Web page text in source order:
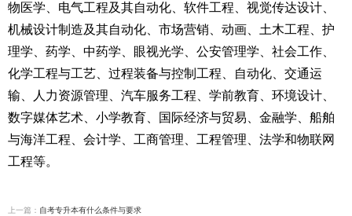
物医学、电气工程及其自动化、软件工程、视觉传达设计、
机械设计制造及其自动化、市场营销、动画、土木工程、护
理学、药学、中药学、眼视光学、公安管理学、社会工作、
化学工程与工艺、过程装备与控制工程、自动化、交通运
输、人力资源管理、汽车服务工程、学前教育、环境设计、
数字媒体艺术、小学教育、国际经济与贸易、金融学、船舶
与海洋工程、会计学、工商管理、工程管理、法学和物联网
工程等。
上一篇： 自考专升本有什么条件与要求